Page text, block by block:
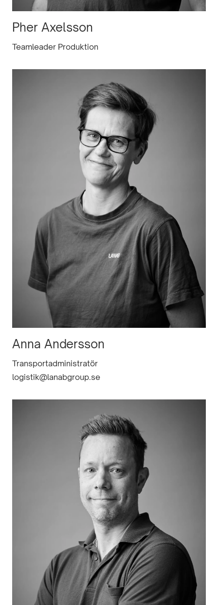
Pher Axelsson
Teamleader Produktion
Anna Andersson
Transportadministratör
logistik@lanabgroup.se